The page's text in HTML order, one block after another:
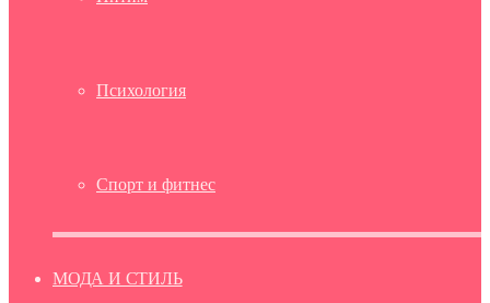
Психология
Спорт и фитнес
МОДА И СТИЛЬ